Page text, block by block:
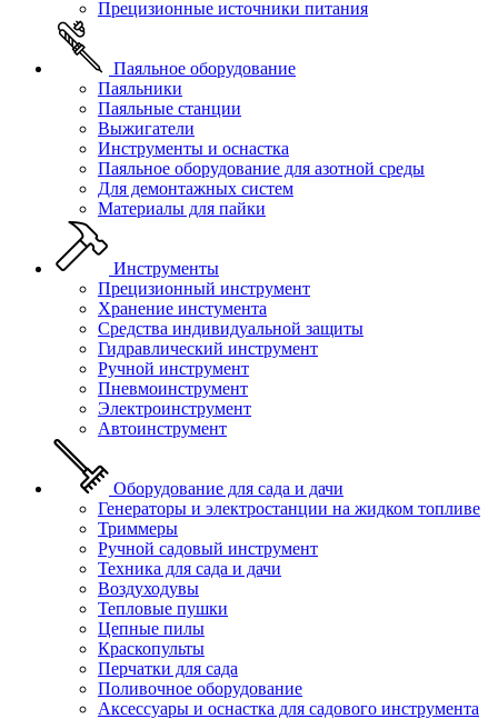
Прецизионные источники питания
Паяльное оборудование
Паяльники
Паяльные станции
Выжигатели
Инструменты и оснастка
Паяльное оборудование для азотной среды
Для демонтажных систем
Материалы для пайки
Инструменты
Прецизионный инструмент
Хранение инстумента
Средства индивидуальной защиты
Гидравлический инструмент
Ручной инструмент
Пневмоинструмент
Электроинструмент
Автоинструмент
Оборудование для сада и дачи
Генераторы и электростанции на жидком топливе
Триммеры
Ручной садовый инструмент
Техника для сада и дачи
Воздуходувы
Тепловые пушки
Цепные пилы
Краскопульты
Перчатки для сада
Поливочное оборудование
Аксессуары и оснастка для садового инструмента